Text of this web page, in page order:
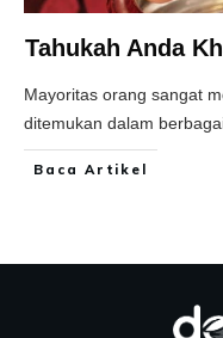
Tahukah Anda
Mayoritas orang sangat
ditemukan dalam
Baca Artikel